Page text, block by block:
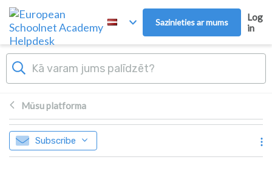
Skip to main content
Sazinieties ar mums
Log
in
Mūsu platforma
Subscribe